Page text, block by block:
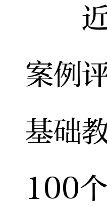
近
案例
基础
100